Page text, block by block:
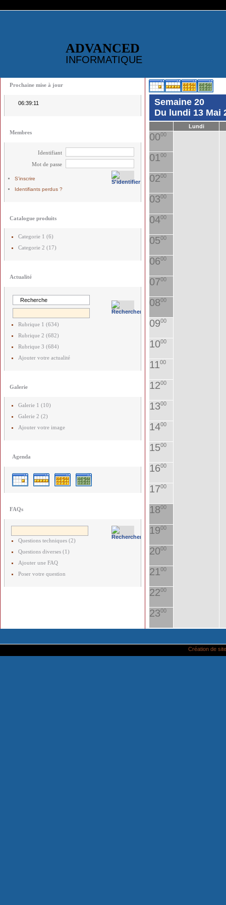
ADVANCED
INFORMATIQUE
Prochaine mise à jour
06:39:11
Membres
Identifiant
Mot de passe
S'inscrire
Identifiants perdus ?
Catalogue produits
Categorie 1 (6)
Categorie 2 (17)
Actualité
Rubrique 1 (634)
Rubrique 2 (682)
Rubrique 3 (684)
Ajouter votre actualité
Galerie
Galerie 1 (10)
Galerie 2 (2)
Ajouter votre image
Agenda
FAQs
Questions techniques (2)
Questions diverses (1)
Ajouter une FAQ
Poser votre question
Semaine 20
Du lundi 13 Mai
Lundi
0000
0100
0200
0300
0400
0500
0600
0700
0800
0900
1000
1100
1200
1300
1400
1500
1600
1700
1800
1900
2000
2100
2200
2300
Création de